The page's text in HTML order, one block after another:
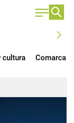
chevron_right
cultura Comarca